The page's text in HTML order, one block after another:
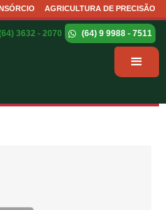
AGRICULTURA DE PRECISÃO
3632 - 2070 (64) 9 9988 - 7511